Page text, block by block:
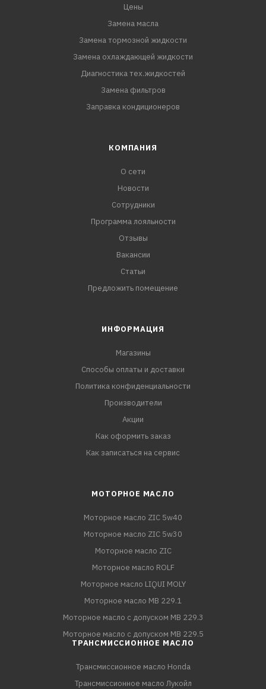
Цены
Замена масла
Замена тормозной жидкости
Замена охлаждающей жидкости
Диагностика тех.жидкостей
Замена фильтров
Заправка кондиционеров
КОМПАНИЯ
О сети
Новости
Сотрудники
Программа лояльности
Отзывы
Вакансии
Статьи
Предложить помещение
ИНФОРМАЦИЯ
Магазины
Способы оплаты и доставки
Политика конфиденциальности
Производители
Акции
Как оформить заказ
Как записаться на сервис
МОТОРНОЕ МАСЛО
Моторное масло ZIC 5w40
Моторное масло ZIC 5w30
Моторное масло ZIC
Моторное масло ROLF
Моторное масло LIQUI MOLY
Моторное масло MB 229.1
Моторное масло с допуском MB 229.3
Моторное масло с допуском MB 229.5
ТРАНСМИССИОННОЕ МАСЛО
Трансмиссионное масло Honda
Трансмиссионное масло Лукойл